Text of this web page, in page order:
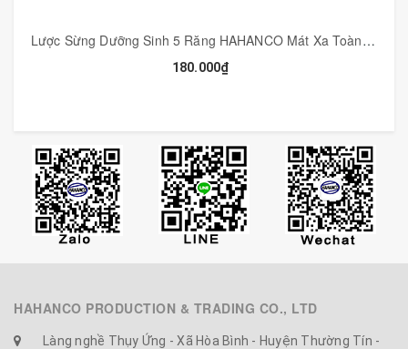
Lược Sừng Dưỡng Sinh 5 Răng HAHANCO Mát Xa Toàn Thân Đả Thông Kinh Lạc - COH200B
180.000₫
HAHANCO PRODUCTION & TRADING CO., LTD
Làng nghề Thụy Ứng - Xã Hòa Bình - Huyện Thường Tín -